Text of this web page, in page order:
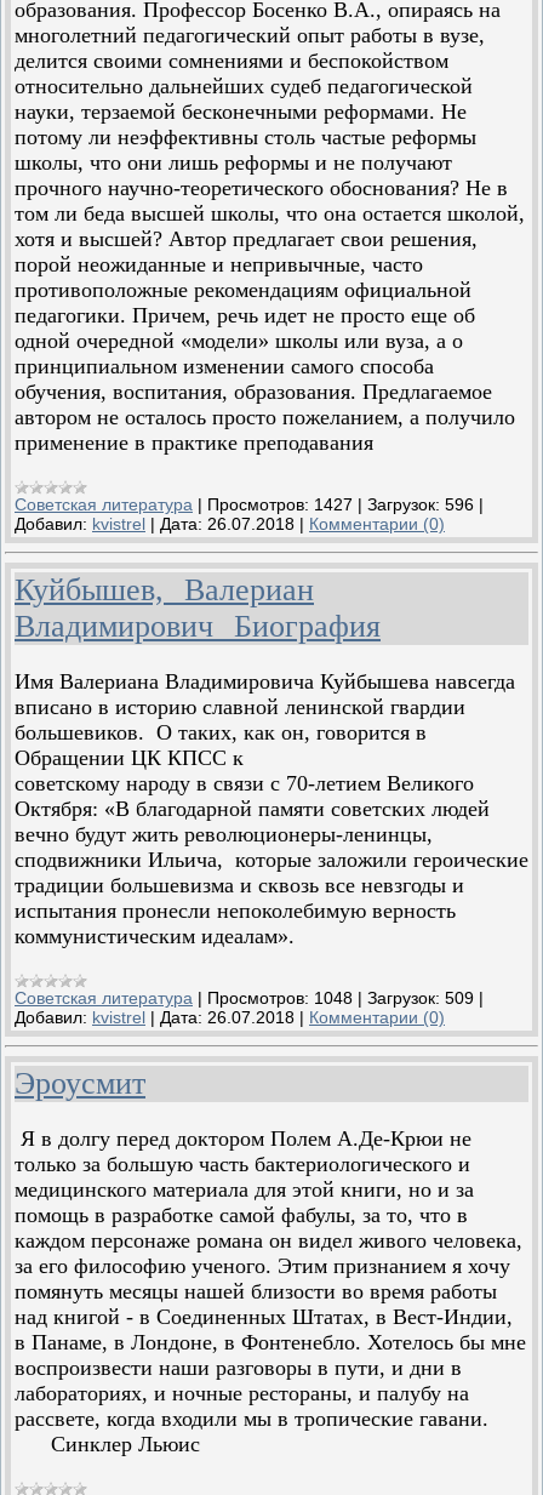
образования. Профессор Босенко В.А., опираясь на
многолетний педагогический опыт работы в вузе,
делится своими сомнениями и беспокойством
относительно дальнейших судеб педагогической
науки, терзаемой бесконечными реформами. Не
потому ли неэффективны столь частые реформы
школы, что они лишь реформы и не получают
прочного научно-теоретического обоснования? Не в
том ли беда высшей школы, что она остается школой,
хотя и высшей? Автор предлагает свои решения,
порой неожиданные и непривычные, часто
противоположные рекомендациям официальной
педагогики. Причем, речь идет не просто еще об
одной очередной «модели» школы или вуза, а о
принципиальном изменении самого способа
обучения, воспитания, образования. Предлагаемое
автором не осталось просто пожеланием, а получило
применение в практике преподавания
Советская литература | Просмотров: 1427 | Загрузок: 596 |
Добавил: kvistrel | Дата: 26.07.2018 | Комментарии (0)
Куйбышев, Валериан
Владимирович Биография
Имя Валериана Владимировича Куйбышева навсегда
вписано в историю славной ленинской гвардии
большевиков. О таких, как он, говорится в
Обращении ЦК КПСС к
советскому народу в связи с 70-летием Великого
Октября: «В благодарной памяти советских людей
вечно будут жить революционеры-ленинцы,
сподвижники Ильича, которые заложили героические
традиции большевизма и сквозь все невзгоды и
испытания пронесли непоколебимую верность
коммунистическим идеалам».
Советская литература | Просмотров: 1048 | Загрузок: 509 |
Добавил: kvistrel | Дата: 26.07.2018 | Комментарии (0)
Эроусмит
Я в долгу перед доктором Полем А.Де-Крюи не
только за большую часть бактериологического и
медицинского материала для этой книги, но и за
помощь в разработке самой фабулы, за то, что в
каждом персонаже романа он видел живого человека,
за его философию ученого. Этим признанием я хочу
помянуть месяцы нашей близости во время работы
над книгой - в Соединенных Штатах, в Вест-Индии,
в Панаме, в Лондоне, в Фонтенебло. Хотелось бы мне
воспроизвести наши разговоры в пути, и дни в
лабораториях, и ночные рестораны, и палубу на
рассвете, когда входили мы в тропические гавани.
Синклер Льюис